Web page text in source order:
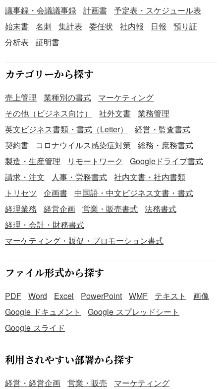
議事録・会議議事録
計画書
予定表・スケジュール表
始末書
名刺 集計表 委任状 社内報 日報
預り証
分析表
証明書
カテゴリーから探す
売上管理 業種別の書式
マーケティング
その他（ビジネス向け）
社外文書
業務管理
英文ビジネス書類・書式（Letter）
経営・監査書式
契約書
コロナウイルス感染症対策
総務・庶務書式
製造・生産管理
リモートワーク
Googleドライブ書式
請求・注文
人事・労務書式
社内文書・社内書類
トリセツ
企画書
中国語・中文ビジネス文書・書式
経理業務
経営企画 営業・販売書式
法務書式
経理・会計・財務書式
マーケティング・販促・プロモーション書式
ファイル形式から探す
PDF Word Excel PowerPoint WMF テキスト
画像
Google ドキュメント
Google スプレッドシート
Google スライド
利用されやすい部署から探す
経営・経営企画 営業・販売
マーケティング